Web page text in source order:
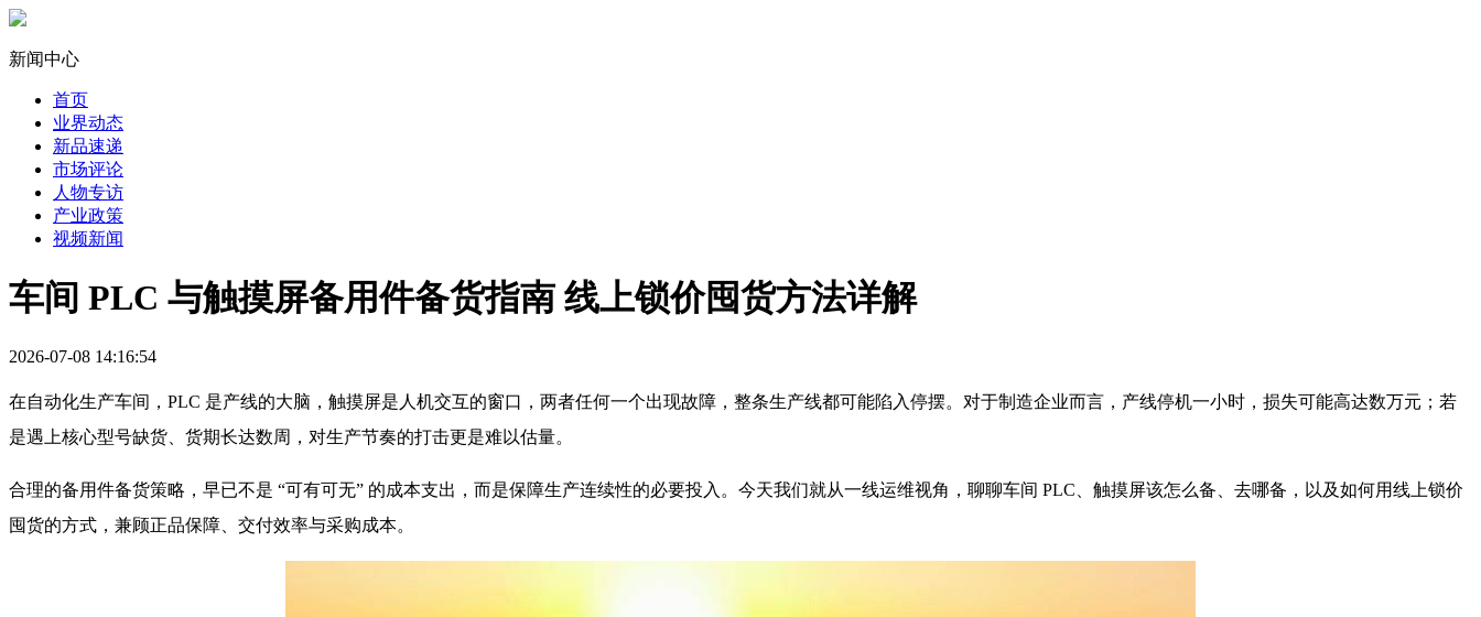
新闻中心
首页
业界动态
新品速递
市场评论
人物专访
产业政策
视频新闻
车间 PLC 与触摸屏备用件备货指南 线上锁价囤货方法详解
2026-07-08 14:16:54
在自动化生产车间，PLC 是产线的大脑，触摸屏是人机交互的窗口，两者任何一个出现故障，整条生产线都可能陷入停摆。对于制造企业而言，产线停机一小时，损失可能高达数万元；若
是遇上核心型号缺货、货期长达数周，对生产节奏的打击更是难以估量。
合理的备用件备货策略，早已不是 “可有可无” 的成本支出，而是保障生产连续性的必要投入。今天我们就从一线运维视角，聊聊车间 PLC、触摸屏该怎么备、去哪备，以及如何用线上锁价
囤货的方式，兼顾正品保障、交付效率与采购成本。